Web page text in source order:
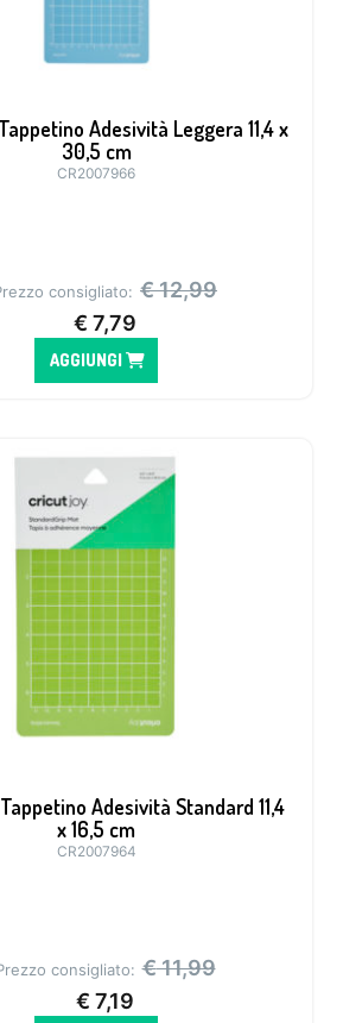
Adesività Leggera 11,4 x
30,5 cm
CR2007966
il cartoncino sottile
consigliato: €12,99
€ 7,79
AGGIUNGI
Adesività Standard 11,4
x 16,5 cm
CR2007964
consigliato: €11,99
€ 7,19